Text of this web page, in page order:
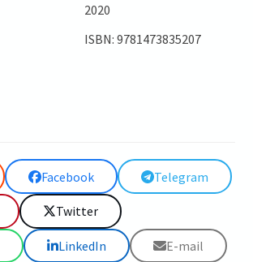
2020
ISBN: 9781473835207
Facebook Telegram
Twitter
LinkedIn E-mail